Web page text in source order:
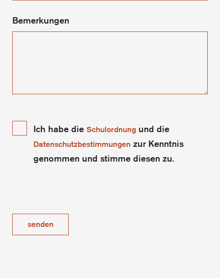
Bemerkungen
Ich habe die Schulordnung und die
Datenschutzbestimmungen zur Kenntnis
genommen und stimme diesen zu.
senden